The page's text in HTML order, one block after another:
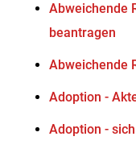
Abweichende
beantragen
Abweichende
Adoption -
Adoption -